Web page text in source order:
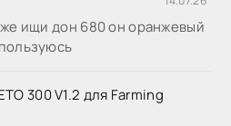
ищи дон 680 он оранжевый
300 V1.2 для Farming